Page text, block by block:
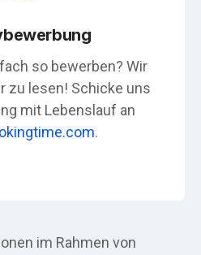
so bewerben? Wir
zu lesen! Schicke uns
mit Lebenslauf an
.
im Rahmen von